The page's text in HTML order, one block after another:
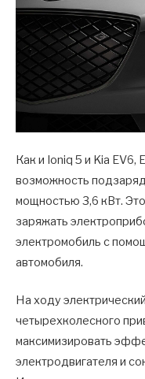
Как и Ioniq 5 и Kia
возможность
мощностью 3,6 кВт.
заряжать
электромобиль с
автомобиля.
На ходу
четырехколесного
максимизировать
электродвигателя и